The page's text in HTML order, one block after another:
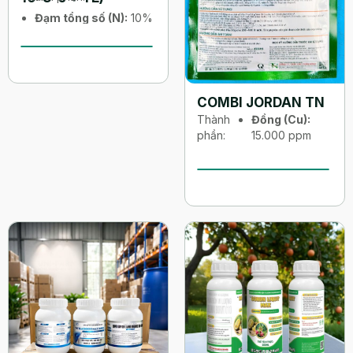
Đạm tổng số (N): 10%
COMBI JORDAN TN
Thành
phần:
Đồng (Cu):
15.000 ppm
10.000 ppm
Mangan (Mn):
15.000 ppm
Bo (B):8.000
ppm
Molipden
(Mo):50 ppm
Magie (Mg):